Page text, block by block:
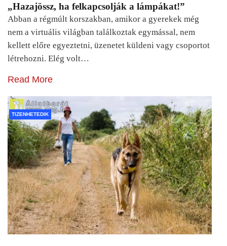
„Hazajössz, ha felkapcsolják a lámpákat!”
Abban a régmúlt korszakban, amikor a gyerekek még
nem a virtuális világban találkoztak egymással, nem
kellett előre egyeztetni, üzenetet küldeni vagy csoportot
létrehozni. Elég volt…
Read More
TIZENHETEDIK